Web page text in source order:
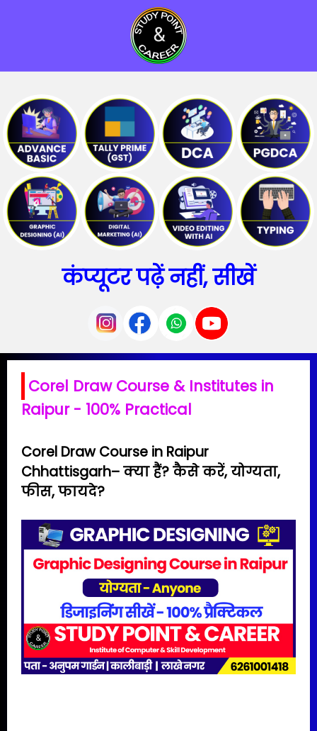
कंप्यूटर पढ़ें नहीं, सीखें
Corel Draw Course & Institutes in
Raipur - 100% Practical
Corel Draw Course in Raipur
Chhattisgarh– क्या हैं? कैसे करें, योग्यता,
फीस, फायदे?